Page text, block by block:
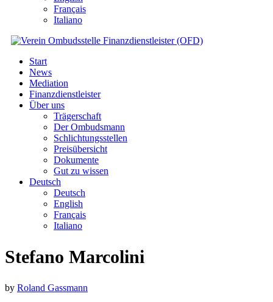
Français
Italiano
Start
News
Mediation
Finanzdienstleister
Über uns
Trägerschaft
Der Ombudsmann
Schlichtungsstellen
Preisübersicht
Dokumente
Gut zu wissen
Deutsch
Deutsch
English
Français
Italiano
Stefano Marcolini
by Roland Gassmann